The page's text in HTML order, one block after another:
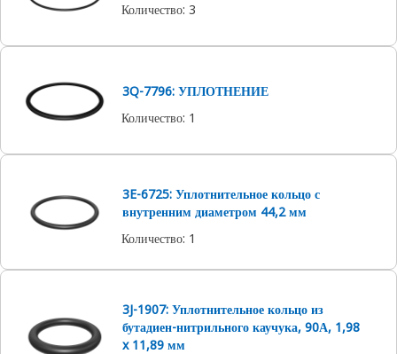
Количество: 3
3Q-7796: УПЛОТНЕНИЕ
Количество: 1
3E-6725: Уплотнительное кольцо с
внутренним диаметром 44,2 мм
Количество: 1
3J-1907: Уплотнительное кольцо из
бутадиен-нитрильного каучука, 90А, 1,98
x 11,89 мм